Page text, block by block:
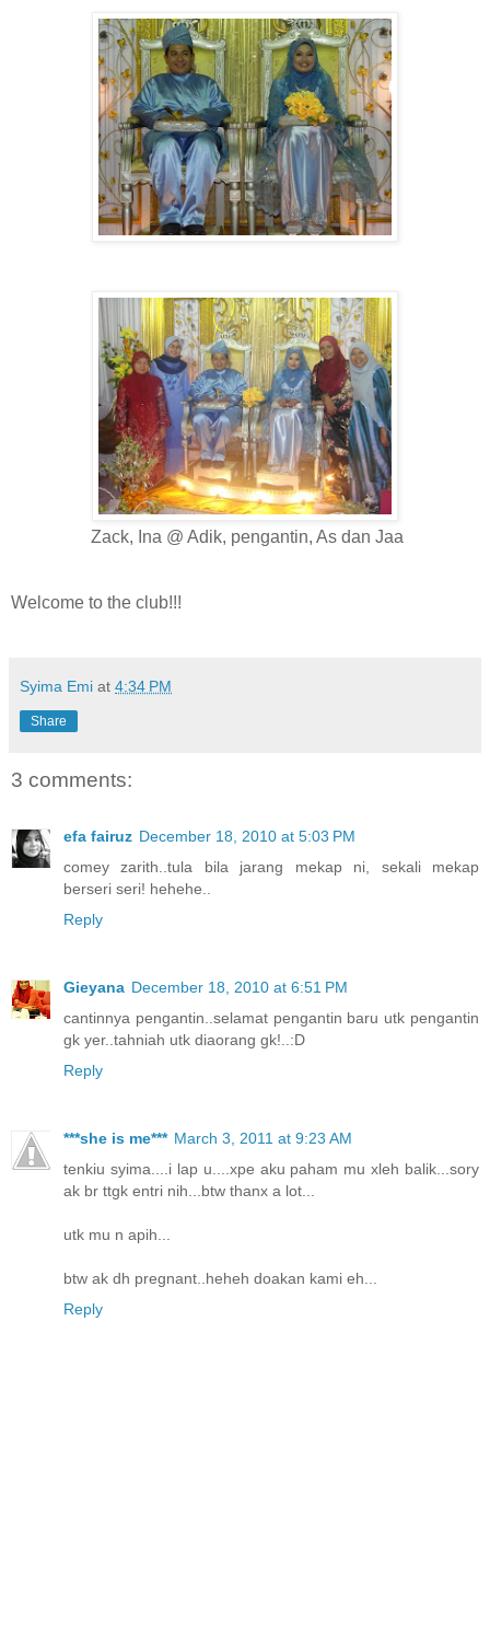
Zack, Ina @ Adik, pengantin, As dan Jaa
Welcome to the club!!!
Syima Emi at 4:34 PM
Share
3 comments:
efa fairuz December 18, 2010 at 5:03 PM
comey zarith..tula bila jarang mekap ni, sekali mekap
berseri seri! hehehe..
Reply
Gieyana December 18, 2010 at 6:51 PM
cantinnya pengantin..selamat pengantin baru utk pengantin
gk yer..tahniah utk diaorang gk!..:D
Reply
***she is me*** March 3, 2011 at 9:23 AM
tenkiu syima....i lap u....xpe aku paham mu xleh balik...sory
ak br ttgk entri nih...btw thanx a lot...
utk mu n apih...
btw ak dh pregnant..heheh doakan kami eh...
Reply